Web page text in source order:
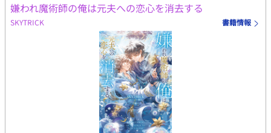
嫌われ魔術師の俺は元夫への恋心を消去する
SKYTRICK 書籍情報